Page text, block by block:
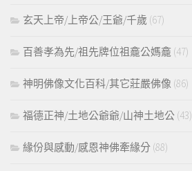
玄天上帝/上帝公/王爺/千歲 (67)
百善孝為先/祖先牌位祖龕公媽龕 (47)
神明佛像文化百科/其它莊嚴佛像 (86)
福德正神/土地公爺爺/山神土地公 (43)
緣份與感動/感恩神佛牽緣分 (88)